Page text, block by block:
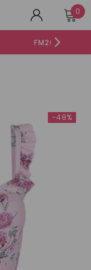
-51%
0
-48%